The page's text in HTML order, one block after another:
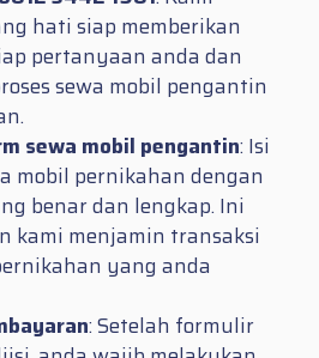
hati siap memberikan
pertanyaan anda dan
sewa mobil pengantin
sewa mobil pengantin: Isi
mobil pernikahan dengan
benar dan lengkap. Ini
kami menjamin transaksi
yang anda
: Setelah formulir